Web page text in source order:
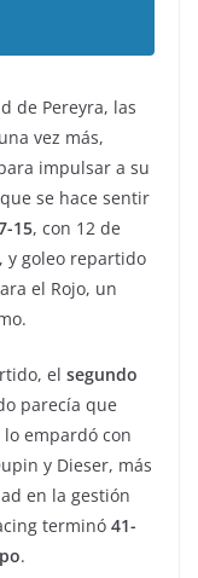
de Pereyra, las
vez más,
impulsar a su
se hace sentir
15, con 12 de
y goleo repartido
el Rojo, un
el segundo
parecía que
empardó con
y Dieser, más
en la gestión
terminó 41-
.